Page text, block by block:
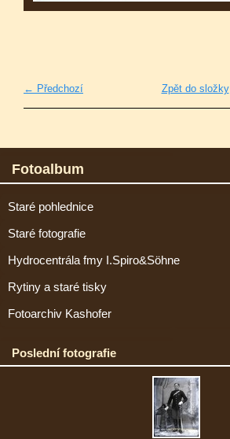
← Předchozí Zpět do složky
Fotoalbum
Staré pohlednice
Staré fotografie
Hydrocentrála fmy I.Spiro&Söhne
Rytiny a staré tisky
Fotoarchiv Kashofer
Poslední fotografie